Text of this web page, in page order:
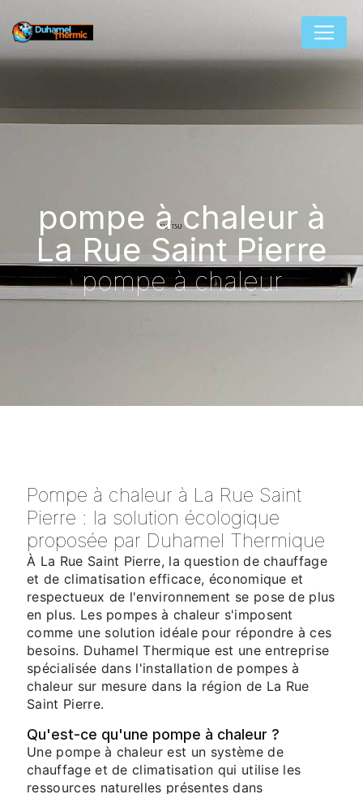
pompe à chaleur à
La Rue Saint Pierre
pompe à chaleur
Pompe à chaleur à La Rue Saint
Pierre : la solution écologique
proposée par Duhamel Thermique
À La Rue Saint Pierre, la question de chauffage
et de climatisation efficace, économique et
respectueux de l'environnement se pose de plus
en plus. Les pompes à chaleur s'imposent
comme une solution idéale pour répondre à ces
besoins. Duhamel Thermique est une entreprise
spécialisée dans l'installation de pompes à
chaleur sur mesure dans la région de La Rue
Saint Pierre.
Qu'est-ce qu'une pompe à chaleur ?
Une pompe à chaleur est un système de
chauffage et de climatisation qui utilise les
ressources naturelles présentes dans